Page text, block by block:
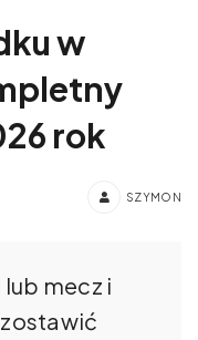
w
rok
SZYMON
mecz i